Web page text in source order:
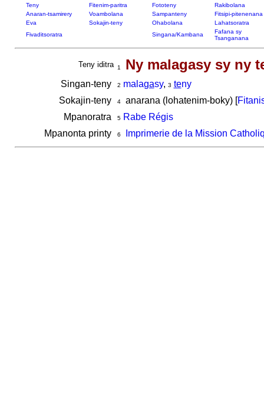
Teny Fitenim-paritra Fototeny
Rakibolana
Anaran-tsamirery
Voambolana Sampanteny
Fitsipi-pitenenana
Eva
Sokajin-teny Ohabolana
Lahatsoratra
Fivaditsoratra
Singana/Kambana
Fafana sy
Tsanganana
Teny iditra 1 Ny malagasy sy ny
Singan-teny 2 malagasy, 3 teny
Sokajin-teny
4anarana (lohatenim-boky) [
Mpanoratra
5 Rabe Régis
Mpanonta printy
6 Imprimerie de la Mission